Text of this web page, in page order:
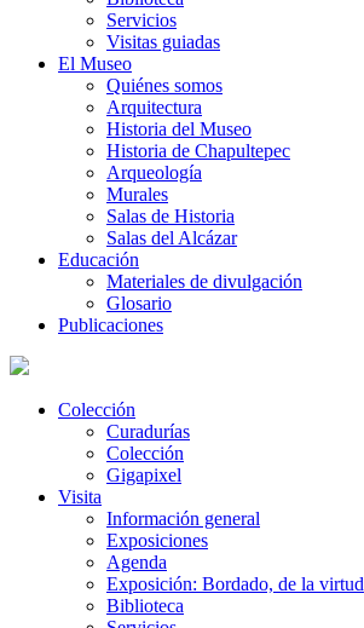
Servicios
Visitas guiadas
El Museo
Quiénes somos
Arquitectura
Historia del Museo
Historia de Chapultepec
Arqueología
Murales
Salas de Historia
Salas del Alcázar
Educación
Materiales de divulgación
Glosario
Publicaciones
Colección
Curadurías
Colección
Gigapixel
Visita
Información general
Exposiciones
Agenda
Exposición: Bordado, de la virtud
Biblioteca